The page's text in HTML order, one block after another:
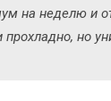
на неделю и
но